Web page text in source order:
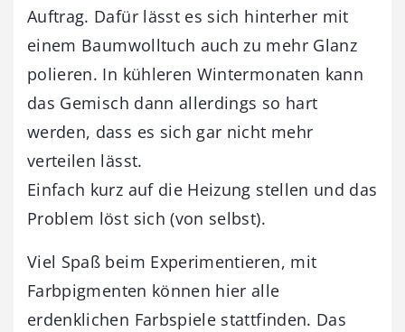
Auftrag. Dafür lässt es sich hinterher mit
einem Baumwolltuch auch zu mehr Glanz
polieren. In kühleren Wintermonaten kann
das Gemisch dann allerdings so hart
werden, dass es sich gar nicht mehr
verteilen lässt.
Einfach kurz auf die Heizung stellen und das
Problem löst sich (von selbst).
Viel Spaß beim Experimentieren, mit
Farbpigmenten können hier alle
erdenklichen Farbspiele stattfinden. Das